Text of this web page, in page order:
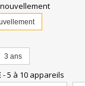
3 ans
- 5 à 10 appareils